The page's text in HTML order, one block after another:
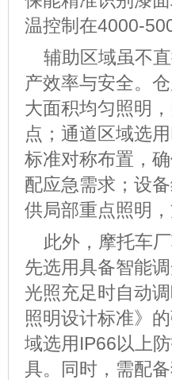
温控制在4000-
辅助区域虽不
产效率与安全。
大面积均匀照明
点；通道区域选用
标准对称布置，
配应急需求；设
供局部重点照明
此外，摩托车
先选用具备智能
光照充足时自动
照明设计标准》
域选用IP66以上
具。同时，需配